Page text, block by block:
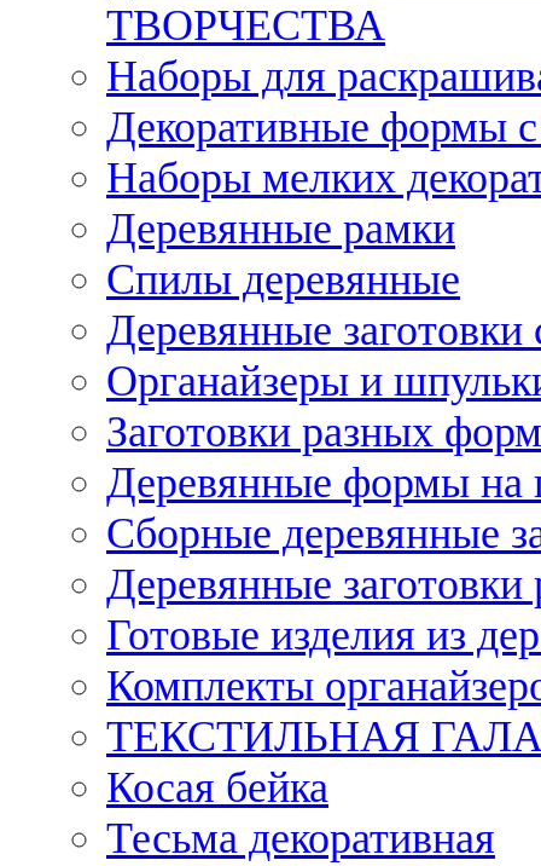
ТВОРЧЕСТВА
Наборы для
Декоративные формы с
Наборы мелких
Деревянные рамки
Спилы деревянные
Деревянные заготовки
Органайзеры и
Заготовки разных
Деревянные формы на
Сборные деревянные
Деревянные заготовки
Готовые изделия из
Комплекты
ТЕКСТИЛЬНАЯ
Косая бейка
Тесьма декоративная